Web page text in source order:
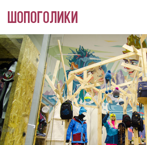
Перейти к основному содержанию